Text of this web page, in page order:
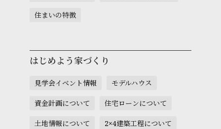
住まいの特徴
はじめよう家づくり
見学会イベント情報 モデルハウス
資金計画について 住宅ローンについて
土地情報について 2×4建築工程について